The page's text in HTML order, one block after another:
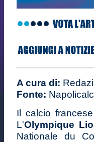
A cura di:
Fonte:
Il calcio
L'Olympique
Nationale du